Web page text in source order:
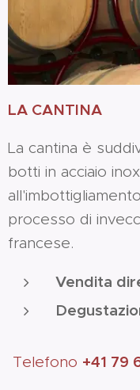
LA CANTINA
La cantina è
botti in acciaio
processo di
francese.
Vendita
Telefono +41 79